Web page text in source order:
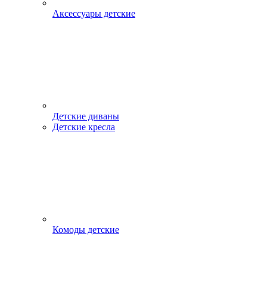
Аксессуары детские
Детские диваны
Детские кресла
Комоды детские